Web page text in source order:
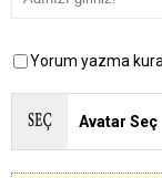
Yorum yazma
Avatar Seç